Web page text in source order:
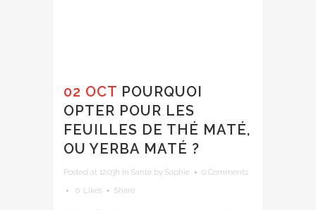
02 OCT POURQUOI
OPTER POUR LES
FEUILLES DE THÉ MATÉ,
OU YERBA MATÉ ?
Posted at 12:03h in Santé by Sophie
0 Comments
0 Likes Share